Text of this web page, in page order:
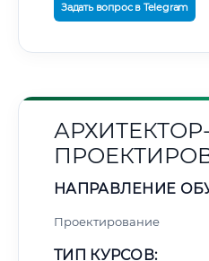
Задать вопрос в Telegram
АРХИТЕКТОР-
НАПРАВЛЕНИЕ
Проектирование
ТИП КУРСОВ: